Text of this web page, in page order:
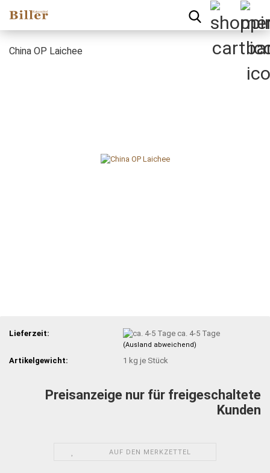
China OP Laichee
Lieferzeit: ca. 4-5 Tage
(Ausland abweichend)
Artikelgewicht: 1 kg je Stück
Preisanzeige nur für freigeschaltete
Kunden
AUF DEN MERKZETTEL